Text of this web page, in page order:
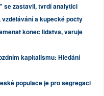
se zastavil, tvrdí analytici
vzdělávání a kupecké počty
konec lidstva, varuje
kapitalismu: Hledání
populace je pro segregaci